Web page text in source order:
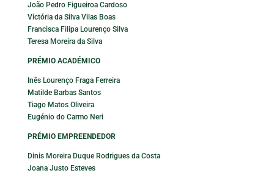
João Pedro Figueiroa Cardoso
Victória da Silva Vilas Boas
Francisca Filipa Lourenço Silva
Teresa Moreira da Silva
PRÉMIO ACADÉMICO
Inês Lourenço Fraga Ferreira
Matilde Barbas Santos
Tiago Matos Oliveira
Eugénio do Carmo Neri
PRÉMIO EMPREENDEDOR
Dinis Moreira Duque Rodrigues da Costa
Joana Justo Esteves